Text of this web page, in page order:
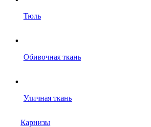
Тюль
Обивочная ткань
Уличная ткань
Карнизы